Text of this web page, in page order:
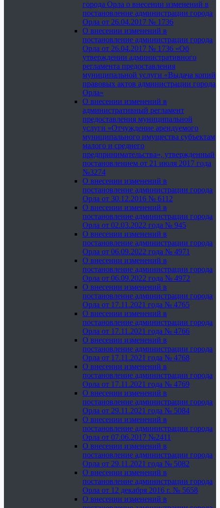
города Орла о внесении изменений в
постановление администрации города
Орла от 26.04.2017 № 1736
О внесении изменений в
постановление администрации города
Орла от 26.04.2017 № 1736 «Об
утверждении административного
регламента предоставления
муниципальной услуги «Выдача копий
правовых актов администрации города
Орла»
О внесении изменений в
административный регламент
предоставления муниципальной
услуги «Отчуждение арендуемого
муниципального имущества субъектам
малого и среднего
предпринимательства», утвержденный
постановлением от 21 июля 2017 года
№3274
О внесении изменений в
постановление администрации города
Орла от 30.12.2016 № 6112
О внесении изменений в
постановление администрации города
Орла от 02.03.2022 года № 945
О внесении изменений в
постановление администрации города
Орла от 06.09.2022 года № 4971
О внесении изменений в
постановление администрации города
Орла от 06.09.2022 года № 4972
О внесении изменений в
постановление администрации города
Орла от 17.11.2021 года № 4765
О внесении изменений в
постановление администрации города
Орла от 17.11.2021 года № 4766
О внесении изменений в
постановление администрации города
Орла от 17.11.2021 года № 4768
О внесении изменений в
постановление администрации города
Орла от 17.11.2021 года № 4769
О внесении изменений в
постановление администрации города
Орла от 29.11.2021 года № 5084
О внесении изменений в
постановление администрации города
Орла от 07.06.2017 №2411
О внесении изменений в
постановление администрации города
Орла от 29.11.2021 года № 5082
О внесении изменений в
постановление администрации города
Орла от 12 декабря 2016 г. № 5658
О внесении изменений в